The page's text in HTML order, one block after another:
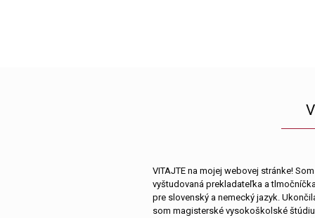
VITAJTE na mojej webovej stránke! Som
vyštudovaná prekladateľka a
pre slovenský a nemecký jazyk.
som magisterské vysokoškolské